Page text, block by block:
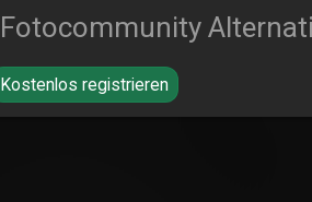
Kostenlos registrieren